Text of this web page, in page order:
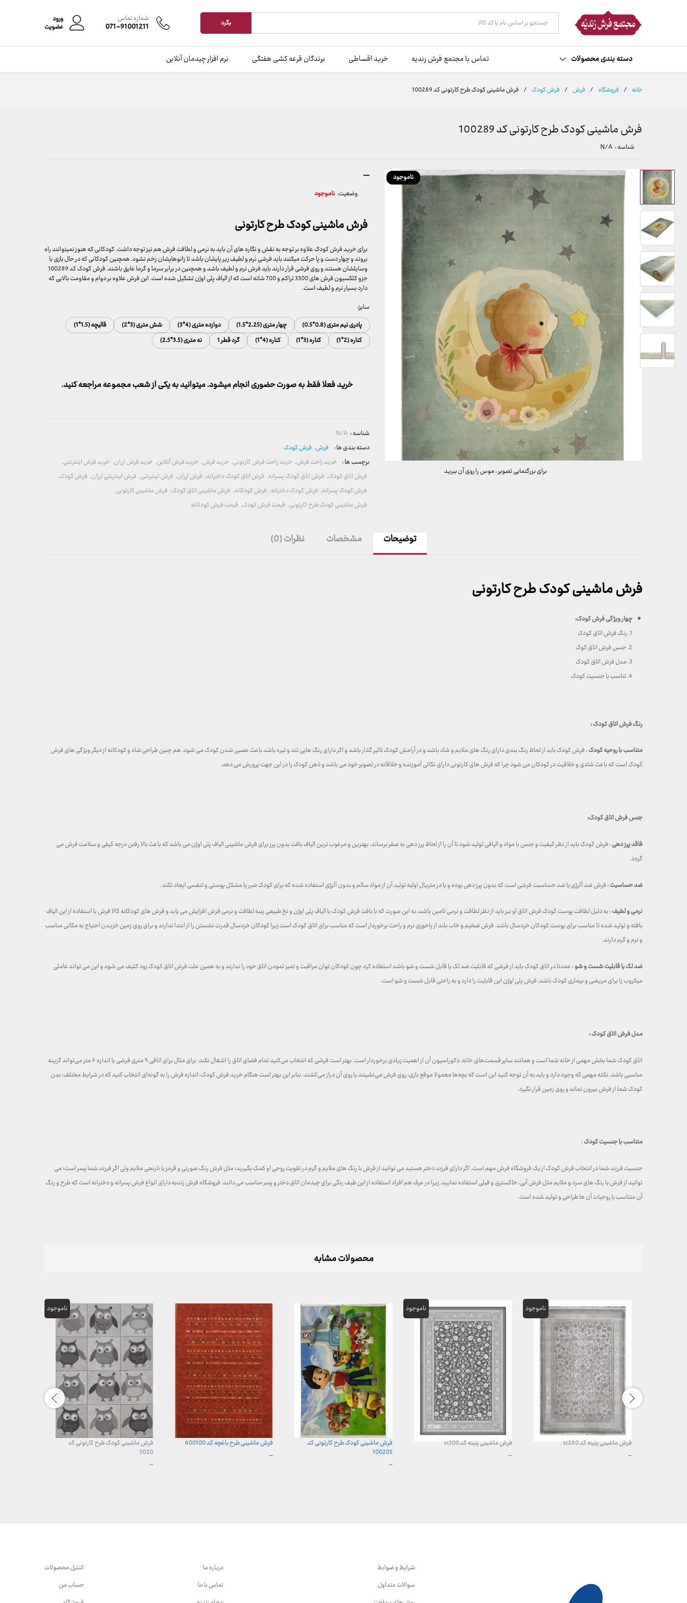
همه دسته ها بگرد شماره تماس
071-91001211
ورود
عضویت
دسته بندی محصولات تماس با مجتمع فرش زندیه خرید اقساطی برندگان قرعه کشی هفتگی نرم افزار چیدمان آنلاین
خانه / فروشگاه / فرش / فرش کودک / فرش ماشینی کودک طرح کارتونی کد 100289
فرش ماشینی کودک طرح کارتونی کد 100289
شناسه : N/A
ناموجود
برای بزرگنمایی تصویر ، موس را روی آن ببرید
–محدوده
قیمت:
599,000 تومان
13,099,000 تومان
وضعیت: ناموجود
فرش ماشینی کودک طرح کارتونی
برای خرید فرش کودک علاوه بر توجه به نقش و نگاره های آن باید به نرمی و لطافت فرش هم نیز توجه داشت. کودکانی که هنوز نمیتوانند راه
بروند و چهار دست و پا حرکت میکنند باید فرشی نرم و لطیف زیر پایشان باشد تا زانوهایشان زخم نشود. همچنین کودکانی که در حال بازی با
وسایلشان هستند و روی فرشی قرار دارند باید فرش نرم و لطیف باشد و همچنین در برابر سرما و گرما عایق باشند. فرش کودک کد 100289
جزو کلکسیون فرش های 3300 تراکم و 700 شانه است که از الیاف پلی اوژن تشکیل شده است. این فرش علاوه بر دوام و مقاومت بالایی که
دارد بسیار نرم و لطیف است.
سایز:
پادری نیم متری (0.8*0.5)
چهار متری (2.25*1.5) دوازده متری (4*3) شش متری (3*2)
قالیچه (1.5*1)
کناره (2*1)
کناره (3*1) کناره (4*1) گرد قطر 1 نه متری (3.5*2.5)
خرید فعلا فقط به صورت حضوری انجام میشود. میتوانید به یکی از شعب مجموعه مراجعه کنید.
شناسه : N/A
دسته بندی ها : فرش, فرش کودک
برچسب ها : خرید راحت فرش, خرید راحت فرش کارتونی, خرید فرش, خرید فرش آنلاین, خرید فرش ارزان, خرید فرش اینترنتی,
فرش اتاق کودک, فرش اتاق کودک پسرانه, فرش اتاق کودک دخترانه, فرش ارزان, فرش اینترنتی, فرش اینترنتی ارزان, فرش کودک,
فرش کودک پسرانه, فرش کودک دخترانه, فرش کودکانه, فرش ماشینی اتاق کودک, فرش ماشینی کارتونی,
فرش ماشینی کودک طرح کارتونی, قیمت فرش کودک, قیمت فرش کودکانه
توضیحات مشخصات نظرات (0)
فرش ماشینی کودک طرح کارتونی
چهار ویژگی فرش کودک:
1. رنگ فرش اتاق کودک
2. جنس فرش اتاق کوک
3. مدل فرش اتاق کودک
4. تناسب با جنسیت کودک
رنگ فرش اتاق کودک :
متناسب با روحیه کودک: فرش کودک باید از لحاظ رنگ بندی دارای رنگ های ملایم و شاد باشد و در آرامش کودک تاثیر گذار باشد و اگر دارای رنگ هایی تند و تیره باشد باعث عصبی شدن کودک می شود. هم چنین طراحی شاد و کودکانه از دیگر ویژگی های فرش
کودک است که باعث شادی و خلاقیت در کودکان می شود چرا که فرش های کارتونی دارای نکاتی آموزنده و خلاقانه در تصویر خود می باشد و ذهن کودک را در این جهت پرورش می دهد.
جنس فرش اتاق کودک:
فاقد پرز دهی: فرش کودک باید از نظر کیفیت و جنس با مواد و الیافی تولید شود تا آن را از لحاظ پرز دهی به صفر برساند. بهترین و مرغوب ترین الیاف بافت بدون پرز برای فرش ماشینی الیاف پلی اوژن می باشد که باعث بالا رفتن درجه کیفی و سلامت فرش می
گردد.
ضد حساسیت: فرش ضد آلرژی یا ضد حساسیت فرشی است که بدون پرز دهی بوده و یا در متریال اولیه تولید آن از مواد سالم و بدون آلرژی استفاده شده که برای کودک ضرر یا مشکل پوستی و تنفسی ایجاد نکند .
نرمی و لطیف: به دلیل لطافت پوست کودک فرش اتاق او نیز باید از نظر لطافت و نرمی تامین باشد، به این صورت که با بافت فرش کودک با الیاف پلی اوژن و نخ طبیعی پنبه لطافت و نرمی فرش افزایش می یابد و فرش های کودکانه کالا فرش با استفاده از این الیاف
بافته و تولید شده تا مناسب برای پوست کودکان خردسال باشد. فرش ضخیم و خاب بلند از پاخوری نرم و راحت برخوردار است که مناسب برای اتاق کودک است زیرا کودکان خردسال قدرت نشستن را از ابتدا ندارند و برای روی زمین خزیدن احتیاج به مکانی مناسب
و نرم و گرم دارند.
ضد لک یا قابلیت شست و شو: عمدتا در اتاق کودک باید از فرشی که قابلیت ضد لک یا قابل شست و شو باشد استفاده کرد چون کودکان توان مراقبت و تمیز نمودن اتاق خود را ندارند و به همین علت فرش اتاق کودک زود کثیف می شود و این می تواند عاملی
میکروب زا برای مریضی و بیماری کودک باشد. فرش پلی اوژن این قابلیت را دارد و به راحتی قابل شست و شو است.
مدل فرش اتاق کودک :
اتاق کودک شما بخش مهمی از خانه شما است و همانند سایر قسمت‌های خانه، دکوراسیون آن از اهمیت زیادی برخوردار است. بهتر است فرشی که انتخاب می‌کنید تمام فضای اتاق را اشغال نکند. برای مثال برای اتاقی ۹ متری فرشی با اندازه ۶ متر می‌تواند گزینه
مناسبی باشد. نکته مهمی که وجود دارد و باید به آن توجه کنید این است که بچه‌ها معمولا موقع بازی، روی فرش می‌نشینند یا روی آن دراز می‌کشند. بنابر این بهتر است هنگام خرید فرش کودک، اندازه فرش را به گونه‌ای انتخاب کنید که در شرایط مختلف، بدن
کودک شما از فرش بیرون نماند و روی زمین قرار نگیرد.
متناسب با جنسیت کودک:
جنسیت فرزند شما در انتخاب فرش کودک از یک فروشگاه فرش مهم است. اگر دارای فرزند دختر هستید می توانید از فرش با رنگ های ملایم و گرم در تقویت روحی او کمک بگیرید؛ مثل فرش رنگ صورتی و قرمز یا نارنجی ملایم ولی اگر فرزند شما پسر است؛ می
توانید از فرش با رنگ های سرد و ملایم مثل فرش آبی، خاکستری و فیلی استفاده نمایید. زیرا در عرف هم افراد استفاده از این طیف رنگی برای چیدمان اتاق دختر و پسر مناسب می دانند. فروشگاه فرش زندیه دارای انواع فرش پسرانه و دخترانه است که طرح و رنگ
آن متناسب با روحیات آن ها طراحی و تولید شده است.
محصولات مشابه
فرش ماشینی پتینه کد sc280
–محدوده
فرش ماشینی پتینه کد sc300
–محدوده
فرش ماشینی کودک طرح کارتونی کد
100205
–محدوده
فرش ماشینی طرح باغچه کد 600100
–محدوده
فرش ماشینی کودک طرح کارتونی کد
5020
–محدوده
شرایط و ضوابط
سوالات متداول
درباره ما
تماس با ما
کنترل محصولات
حساب من
توضیحات مشخصات نظرات (0)
تا